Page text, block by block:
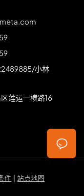
小林
莲运一横路16
件 |站点地图